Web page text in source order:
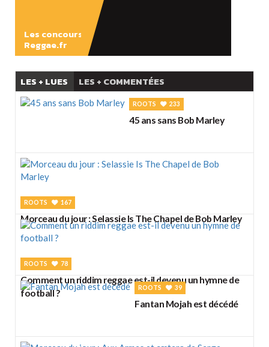
Les concours
Reggae.fr
LES + LUES LES + COMMENTÉES
ROOTS 233
45 ans sans Bob Marley
ROOTS 167
Morceau du jour : Selassie Is The Chapel de Bob Marley
ROOTS 78
Comment un riddim reggae est-il devenu un hymne de
football ?
ROOTS 39
Fantan Mojah est décédé